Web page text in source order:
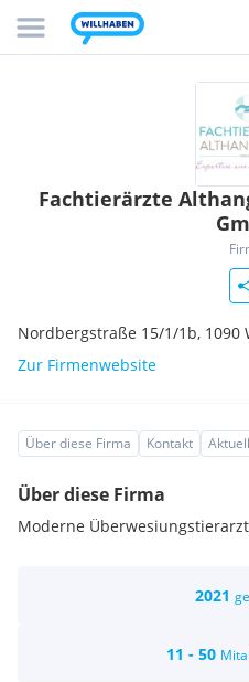
Fachtierärzte
Nordbergstraße 15/1/1b, 1090
Zur Firmenwebsite
Über diese Firma Kontakt
Über diese Firma
Moderne
2021
11 - 50